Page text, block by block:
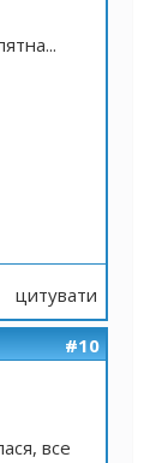
цитувати
#10
все